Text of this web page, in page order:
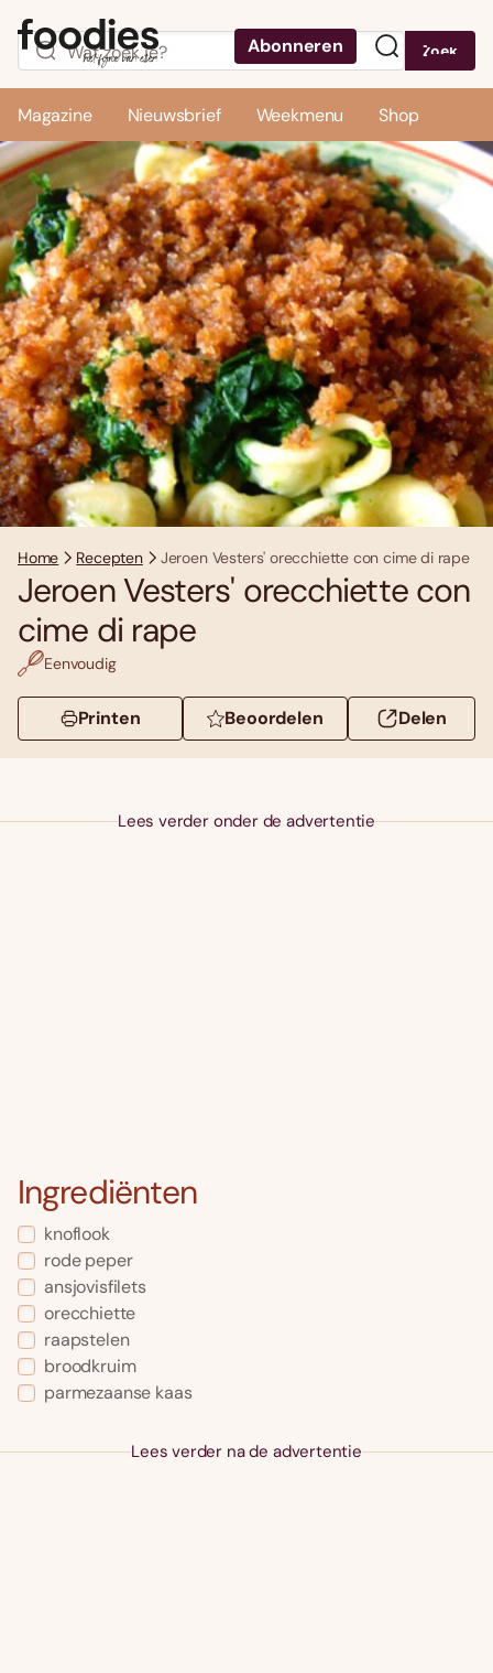
Abonneren Zoek
Magazine Nieuwsbrief Weekmenu Shop
Home Recepten Jeroen Vesters' orecchiette con cime di rape
Jeroen Vesters' orecchiette con
cime di rape
Eenvoudig
Printen Beoordelen Delen
Lees verder onder de advertentie
Ingrediënten
knoflook
rode peper
ansjovisfilets
orecchiette
raapstelen
broodkruim
parmezaanse kaas
Lees verder na de advertentie